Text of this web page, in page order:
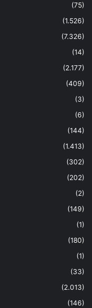
(75)
(1.526)
(7.326)
(14)
(2.177)
(409)
(3)
(6)
(144)
(1.413)
(302)
(202)
(2)
(149)
(1)
(180)
(1)
(33)
(2.013)
(146)